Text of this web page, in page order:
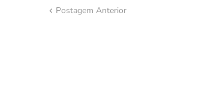
Postagem Anterior